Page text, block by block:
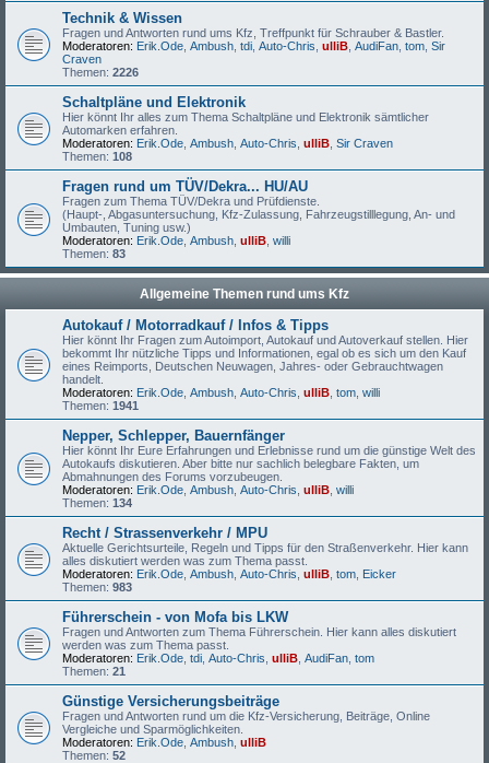
Technik & Wissen
Fragen und Antworten rund ums Kfz, Treffpunkt für Schrauber & Bastler.
Moderatoren: Erik.Ode Ambush tdi Auto-Chris ulliB AudiFan tom Sir
Craven
Themen: 2226
Schaltpläne und Elektronik
Hier könnt Ihr alles zum Thema Schaltpläne und Elektronik sämtlicher
Automarken erfahren.
Moderatoren: Erik.Ode Ambush Auto-Chris ulliB Sir Craven
Themen: 108
Fragen rund um TÜV/Dekra... HU/AU
Fragen zum Thema TÜV/Dekra und Prüfdienste.
(Haupt-, Abgasuntersuchung, Kfz-Zulassung, Fahrzeugstilllegung, An- und
Umbauten, Tuning usw.)
Moderatoren: Erik.Ode Ambush ulliB willi
Themen: 83
Allgemeine Themen rund ums Kfz
Autokauf / Motorradkauf / Infos & Tipps
Hier könnt Ihr Fragen zum Autoimport, Autokauf und Autoverkauf stellen. Hier
bekommt Ihr nützliche Tipps und Informationen, egal ob es sich um den Kauf
eines Reimports, Deutschen Neuwagen, Jahres- oder Gebrauchtwagen
handelt.
Moderatoren: Erik.Ode Ambush Auto-Chris ulliB tom willi
Themen: 1941
Nepper, Schlepper, Bauernfänger
Hier könnt Ihr Eure Erfahrungen und Erlebnisse rund um die günstige Welt des
Autokaufs diskutieren. Aber bitte nur sachlich belegbare Fakten, um
Abmahnungen des Forums vorzubeugen.
Moderatoren: Erik.Ode Ambush Auto-Chris ulliB willi
Themen: 134
Recht / Strassenverkehr / MPU
Aktuelle Gerichtsurteile, Regeln und Tipps für den Straßenverkehr. Hier kann
alles diskutiert werden was zum Thema passt.
Moderatoren: Erik.Ode Ambush Auto-Chris ulliB tom Eicker
Themen: 983
Führerschein - von Mofa bis LKW
Fragen und Antworten zum Thema Führerschein. Hier kann alles diskutiert
werden was zum Thema passt.
Moderatoren: Erik.Ode tdi Auto-Chris ulliB AudiFan tom
Themen: 21
Günstige Versicherungsbeiträge
Fragen und Antworten rund um die Kfz-Versicherung, Beiträge, Online
Vergleiche und Sparmöglichkeiten.
Moderatoren: Erik.Ode Ambush ulliB
Themen: 52